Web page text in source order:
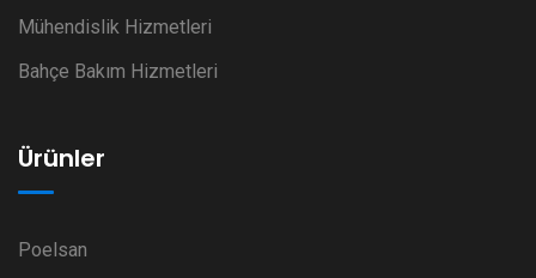
Mühendislik Hizmetleri
Bahçe Bakım Hizmetleri
Ürünler
Poelsan